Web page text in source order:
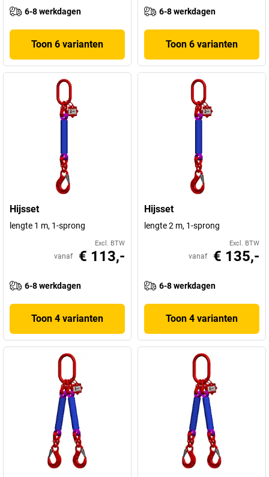
6-8 werkdagen
Toon 6 varianten
6-8 werkdagen
Toon 6 varianten
Hijsset
lengte 1 m, 1-sprong
Excl. BTW
vanaf € 113,-
6-8 werkdagen
Toon 4 varianten
Hijsset
lengte 2 m, 1-sprong
Excl. BTW
vanaf € 135,-
6-8 werkdagen
Toon 4 varianten